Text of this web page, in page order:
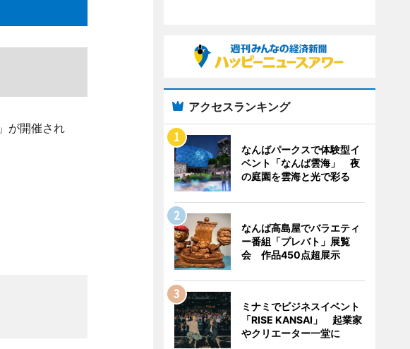
が開催され
アクセスランキング
なんばパークスで体験型イ
ベント「なんば雲海」 夜
の庭園を雲海と光で彩る
なんば高島屋でバラエティ
ー番組「プレバト」展覧
会 作品450点超展示
ミナミでビジネスイベント
「RISE KANSAI」 起業家
やクリエーター一堂に